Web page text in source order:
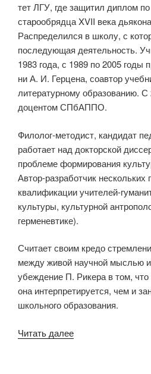
тет ЛГУ, где защитил диплом
старообрядца XVII века
Распределился в школу, с
последующая деятель­ность.
1983 года, с 1989 по 2005
ни А. И. Герцена, соавтор
литературному образованию. С
доцентом СПбАППО.
Филолог-методист, кандидат
работает над докторской
про­блеме формирования
Автор-разработчик
квалификации учителей-
культуры, культурной
герме­невтике).
Считает своим кредо
между живой научной мыслью
убеждение П. Рикера в том,
она интерпретируется, чем и
школьного образования.
Читать далее